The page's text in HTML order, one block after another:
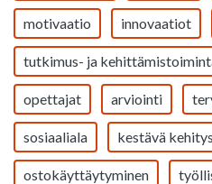
motivaatio innovaatiot
tutkimus- ja
opettajat arviointi
sosiaaliala kestävä kehitys
ostokäyttäytyminen